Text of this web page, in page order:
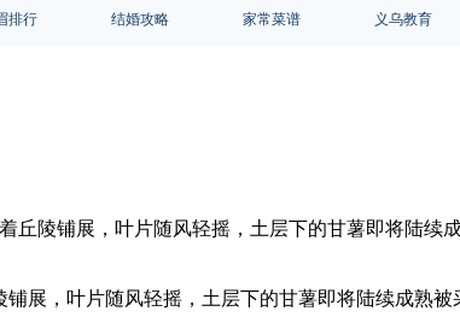
排行 结婚攻略 家常菜谱 义乌教育
陵铺展，叶片随风轻摇，土层下的甘薯即将陆续
展，叶片随风轻摇，土层下的甘薯即将陆续成熟被